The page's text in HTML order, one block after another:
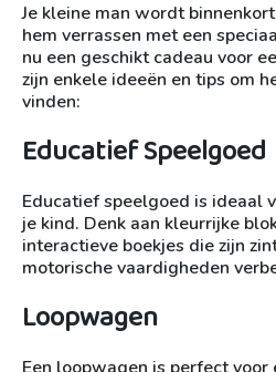
Je kleine man wordt
hem verrassen met een
nu een geschikt cadeau voor
zijn enkele ideeën en tips om
vinden:
Educatief Speelgoed
Educatief speelgoed is ideaal
je kind. Denk aan kleurrijke
interactieve boekjes die zijn
motorische vaardigheden
Loopwagen